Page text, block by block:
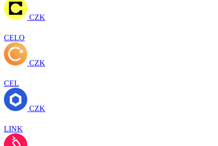
CZK
CELO
CZK
CEL
CZK
LINK